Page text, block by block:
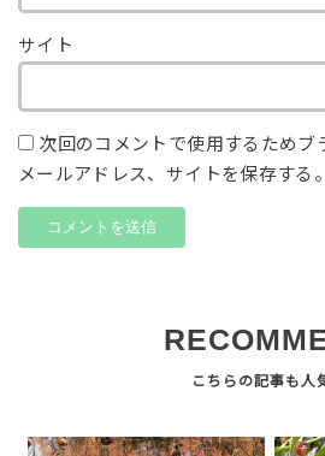
サイト
次回のコメントで使用するためブ
メールアドレス、サイトを保存する。